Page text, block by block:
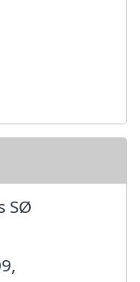
SØ